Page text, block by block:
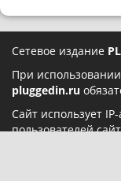
Сетевое издание
При
pluggedin.ru
Сайт использует
пользователей